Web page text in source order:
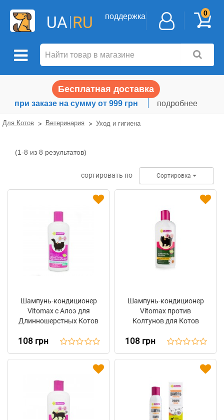
UA RU поддержка 0
Бесплатная доставка
при заказе на сумму от 999 грн подробнее
Для Котов Ветеринария Уход и гигиена
Уход
(1-8 из 8 результатов)
сортировать по Сортировка
Шампунь-кондиционер
Vitomax с Алоэ для
Длинношерстных Котов
108 грн
Шампунь-кондиционер
Vitomax против
Колтунов для Котов
108 грн